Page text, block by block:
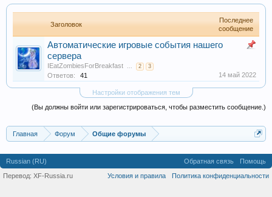
Заголовок
Последнее
сообщение
Автоматические игровые события нашего
сервера
IEatZombiesForBreakfast ... 2 3
Ответов: 41 14 май 2022
Настройки отображения тем
(Вы должны войти или зарегистрироваться, чтобы разместить сообщение.)
Главная Форум Общие форумы
Russian (RU) Обратная связь
Помощь
Условия и правила
Политика конфиденциальности
Перевод: XF-Russia.ru